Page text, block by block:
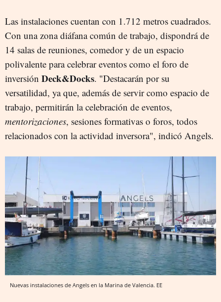
Las instalaciones cuentan con 1.712 metros cuadrados.
Con una zona diáfana común de trabajo, dispondrá de
14 salas de reuniones, comedor y de un espacio
polivalente para celebrar eventos como el foro de
inversión Deck&Docks. "Destacarán por su
versatilidad, ya que, además de servir como espacio de
trabajo, permitirán la celebración de eventos,
mentorizaciones, sesiones formativas o foros, todos
relacionados con la actividad inversora", indicó Angels.
Nuevas instalaciones de Angels en la Marina de Valencia. EE